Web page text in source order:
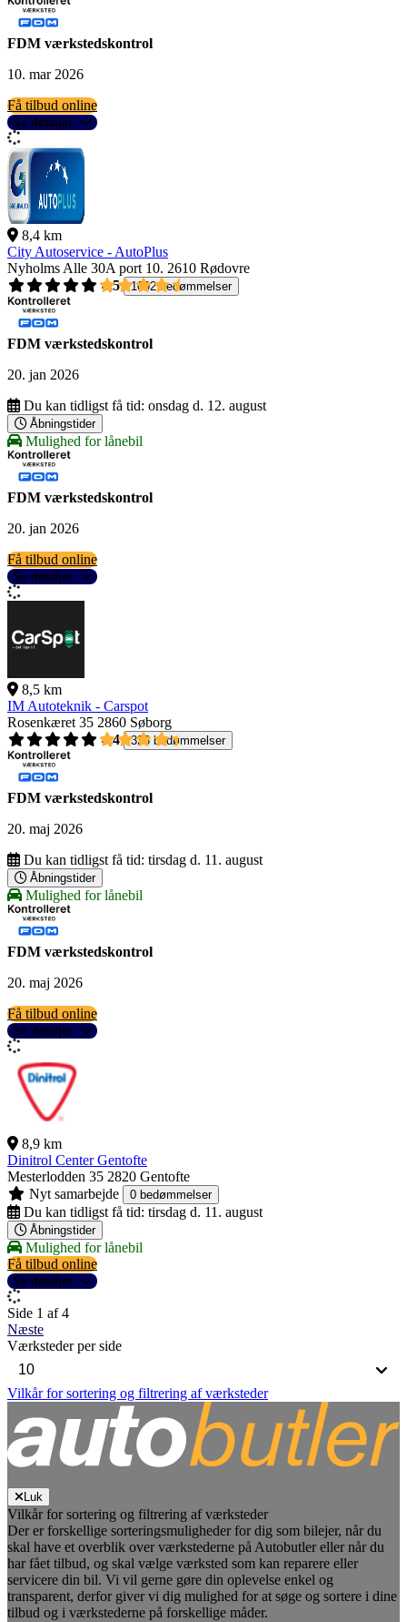
FDM værkstedskontrol
10. mar 2026
Få tilbud online
Se detaljer
8,4 km
City Autoservice - AutoPlus
Nyholms Alle 30A port 10. 2610 Rødovre
4,5
1092 bedømmelser
FDM værkstedskontrol
20. jan 2026
Du kan tidligst få tid: onsdag d. 12. august
Åbningstider
Mulighed for lånebil
FDM værkstedskontrol
20. jan 2026
Få tilbud online
Se detaljer
8,5 km
IM Autoteknik - Carspot
Rosenkæret 35 2860 Søborg
4,4
326 bedømmelser
FDM værkstedskontrol
20. maj 2026
Du kan tidligst få tid: tirsdag d. 11. august
Åbningstider
Mulighed for lånebil
FDM værkstedskontrol
20. maj 2026
Få tilbud online
Se detaljer
8,9 km
Dinitrol Center Gentofte
Mesterlodden 35 2820 Gentofte
Nyt samarbejde
0 bedømmelser
Du kan tidligst få tid: tirsdag d. 11. august
Åbningstider
Mulighed for lånebil
Få tilbud online
Se detaljer
Side 1 af 4
Næste
Værksteder per side
Vilkår for sortering og filtrering af værksteder
Luk
Vilkår for sortering og filtrering af værksteder
Der er forskellige sorteringsmuligheder for dig som bilejer, når du
skal have et overblik over værkstederne på Autobutler eller når du
har fået tilbud, og skal vælge værksted som kan reparere eller
servicere din bil. Vi vil gerne gøre din oplevelse enkel og
transparent, derfor giver vi dig mulighed for at søge og sortere i dine
tilbud og i værkstederne på forskellige måder.